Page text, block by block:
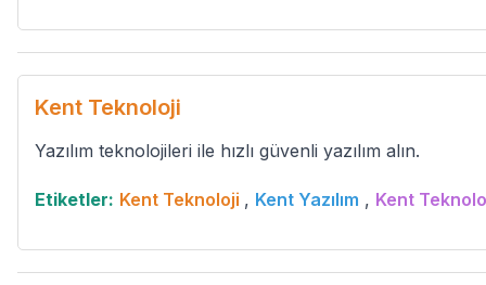
Kent Teknoloji
Yazılım teknolojileri ile hızlı güvenli yazılım alın.
Etiketler: Kent Teknoloji , Kent Yazılım , Kent